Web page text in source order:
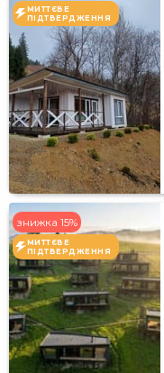
МИТТЄВЕ
ПІДТВЕРДЖЕННЯ
знижка 15%
МИТТЄВЕ
ПІДТВЕРДЖЕННЯ